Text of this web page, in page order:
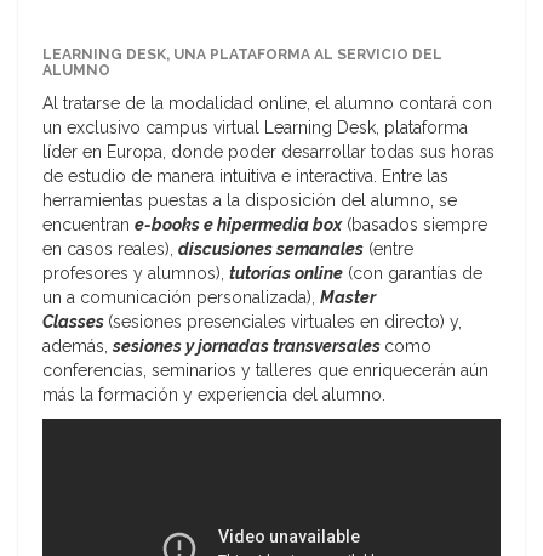
LEARNING DESK, UNA PLATAFORMA AL SERVICIO DEL
ALUMNO
Al tratarse de la modalidad online, el alumno contará con
un exclusivo campus virtual Learning Desk, plataforma
líder en Europa, donde poder desarrollar todas sus horas
de estudio de manera intuitiva e interactiva. Entre las
herramientas puestas a la disposición del alumno, se
encuentran e-books e hipermedia box(basados siempre
en casos reales), discusiones semanales (entre
profesores y alumnos), tutorías online (con garantías de
un a comunicación personalizada), Master
Classes (sesiones presenciales virtuales en directo) y,
además,sesiones y jornadas transversales como
conferencias, seminarios y talleres que enriquecerán aún
más la formación y experiencia del alumno.